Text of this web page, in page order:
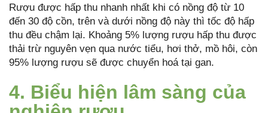
Rượu được hấp thu nhanh nhất khi có nồng độ từ 10
đến 30 độ cồn, trên và dưới nồng độ này thì tốc độ hấp
thu đều chậm lại. Khoảng 5% lượng rượu hấp thu được
thải trừ nguyên vẹn qua nước tiểu, hơi thở, mồ hôi, còn
95% lượng rượu sẽ được chuyển hoá tại gan.
4. Biểu hiện lâm sàng của